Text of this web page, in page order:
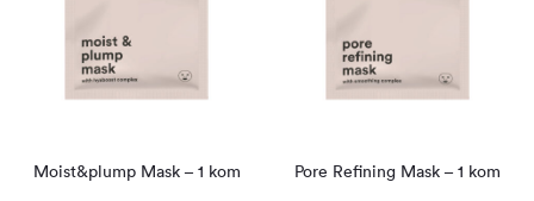
Moist&plump Mask – 1 kom Pore Refining Mask – 1 kom